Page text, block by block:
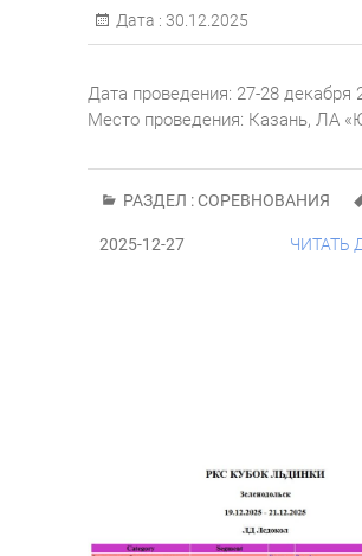
Дата : 30.12.2025
Дата проведения: 27-28 декабря
Место проведения: Казань, ЛА
РАЗДЕЛ :СОРЕВНОВАНИЯ
2025-12-27 ЧИТАТЬ